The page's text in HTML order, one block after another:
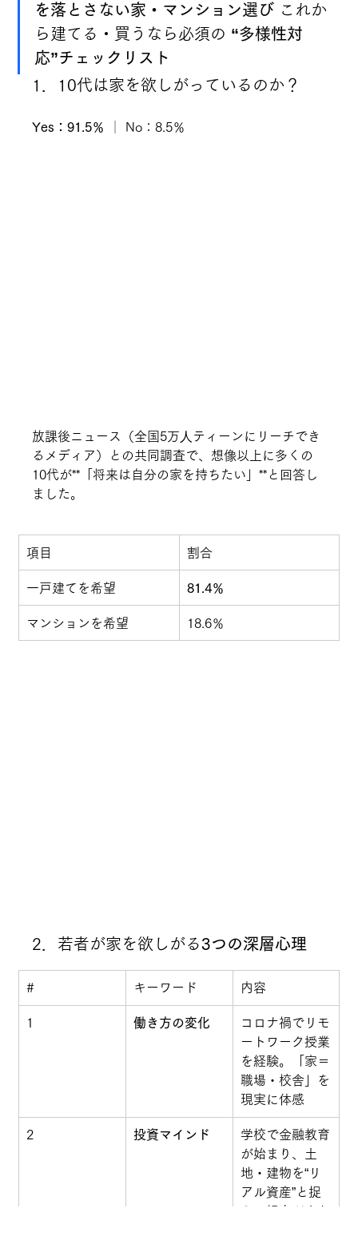
を落とさない家・マンション選び これか
ら建てる・買うなら必須の “多様性対
応”チェックリスト
1．10代は家を欲しがっているのか？
Yes：91.5％ │ No：8.5％
放課後ニュース（全国5万⼈ティーンにリーチでき
るメディア）との共同調査で、想像以上に多くの
10代が**「将来は自分の家を持ちたい」**と回答し
ました。
項目 割合
一戸建てを希望 81.4％
マンションを希望 18.6％
2．若者が家を欲しがる3つの深層心理
# キーワード 内容
1 働き方の変化
コロナ禍でリモ
ートワーク授業
を経験。「家＝
職場・校舎」を
現実に体感
2 投資マインド
学校で金融教育
が始まり、土
地・建物を“リ
アル資産”と捉